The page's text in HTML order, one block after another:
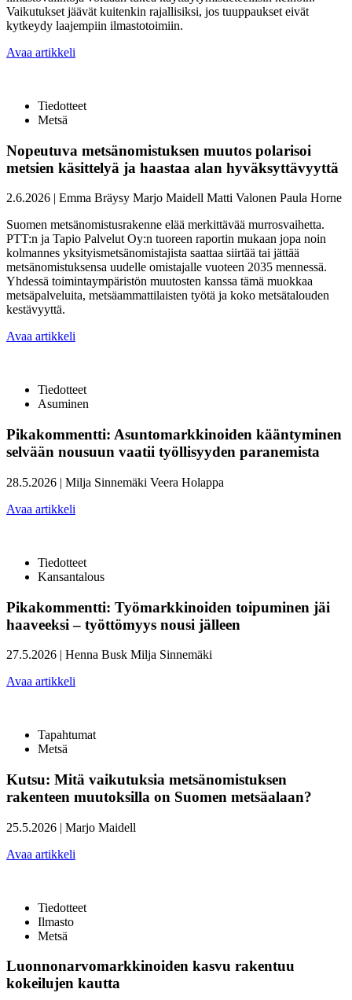
Vaikutukset jäävät kuitenkin rajallisiksi, jos tuuppaukset eivät
kytkeydy laajempiin ilmastotoimiin.
Avaa artikkeli
Tiedotteet
Metsä
Nopeutuva metsänomistuksen muutos polarisoi
metsien käsittelyä ja haastaa alan hyväksyttävyyttä
2.6.2026 | Emma Bräysy Marjo Maidell Matti Valonen Paula Horne
Suomen metsänomistusrakenne elää merkittävää murrosvaihetta.
PTT:n ja Tapio Palvelut Oy:n tuoreen raportin mukaan jopa noin
kolmannes yksityismetsänomistajista saattaa siirtää tai jättää
metsänomistuksensa uudelle omistajalle vuoteen 2035 mennessä.
Yhdessä toimintaympäristön muutosten kanssa tämä muokkaa
metsäpalveluita, metsäammattilaisten työtä ja koko metsätalouden
kestävyyttä.
Avaa artikkeli
Tiedotteet
Asuminen
Pikakommentti: Asuntomarkkinoiden kääntyminen
selvään nousuun vaatii työllisyyden paranemista
28.5.2026 | Milja Sinnemäki Veera Holappa
Avaa artikkeli
Tiedotteet
Kansantalous
Pikakommentti: Työmarkkinoiden toipuminen jäi
haaveeksi – työttömyys nousi jälleen
27.5.2026 | Henna Busk Milja Sinnemäki
Avaa artikkeli
Tapahtumat
Metsä
Kutsu: Mitä vaikutuksia metsänomistuksen
rakenteen muutoksilla on Suomen metsäalaan?
25.5.2026 | Marjo Maidell
Avaa artikkeli
Tiedotteet
Ilmasto
Metsä
Luonnonarvomarkkinoiden kasvu rakentuu
kokeilujen kautta